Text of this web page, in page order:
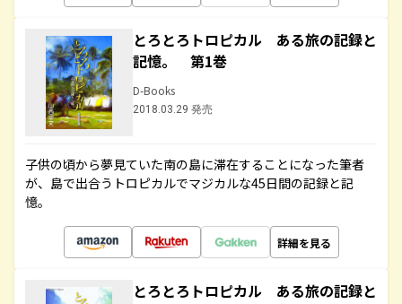
とろとろトロピカル ある旅の記録と
記憶。 第1巻
D-Books
2018.03.29 発売
子供の頃から夢見ていた南の島に滞在することになった筆者
が、島で出合うトロピカルでマジカルな45日間の記録と記
憶。
詳細を見る
とろとろトロピカル ある旅の記録と